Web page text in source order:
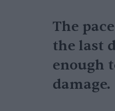
The
the last
enough
damage.